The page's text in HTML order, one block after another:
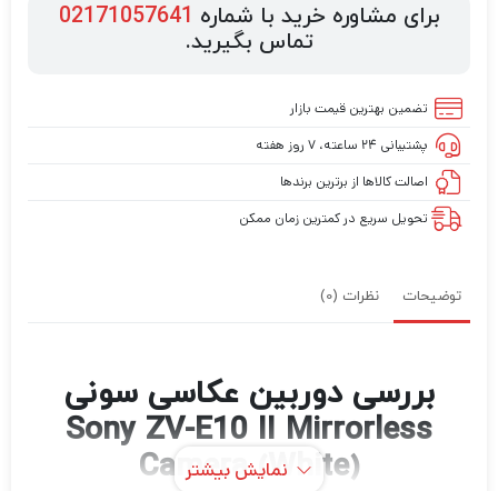
برای مشاوره خرید با شماره 02171057641
تماس بگیرید.
تضمین بهترین قیمت بازار
پشتیبانی ۲۴ ساعته، ۷ روز هفته
اصالت کالاها از برترین برندها
تحویل سریع در کمترین زمان ممکن
توضیحات نظرات (0)
بررسی دوربین عکاسی سونی
Sony ZV-E10 II Mirrorless
Camera (White)
نمایش بیشتر